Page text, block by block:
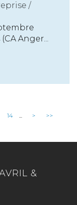
/
Anger...
14 ... > >>
&